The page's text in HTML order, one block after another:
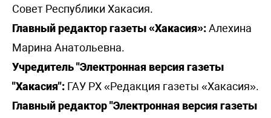
Совет Республики Хакасия.
Главный редактор газеты «Хакасия»:Алехина
Марина Анатольевна.
Учредитель "Электронная версия газеты
"Хакасия": ГАУ РХ «Редакция газеты «Хакасия».
Главный редактор "Электронная версия газеты